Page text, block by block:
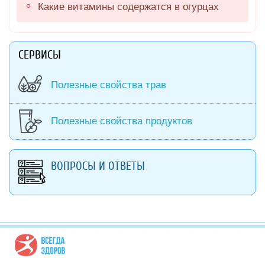
Какие витамины содержатся в огурцах
СЕРВИСЫ
Полезные свойства трав
Полезные свойства продуктов
ВОПРОСЫ И ОТВЕТЫ